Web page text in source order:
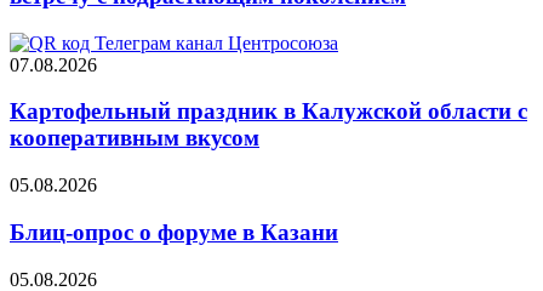
07.08.2026
Картофельный праздник в Калужской области с
кооперативным вкусом
05.08.2026
Блиц-опрос о форуме в Казани
05.08.2026